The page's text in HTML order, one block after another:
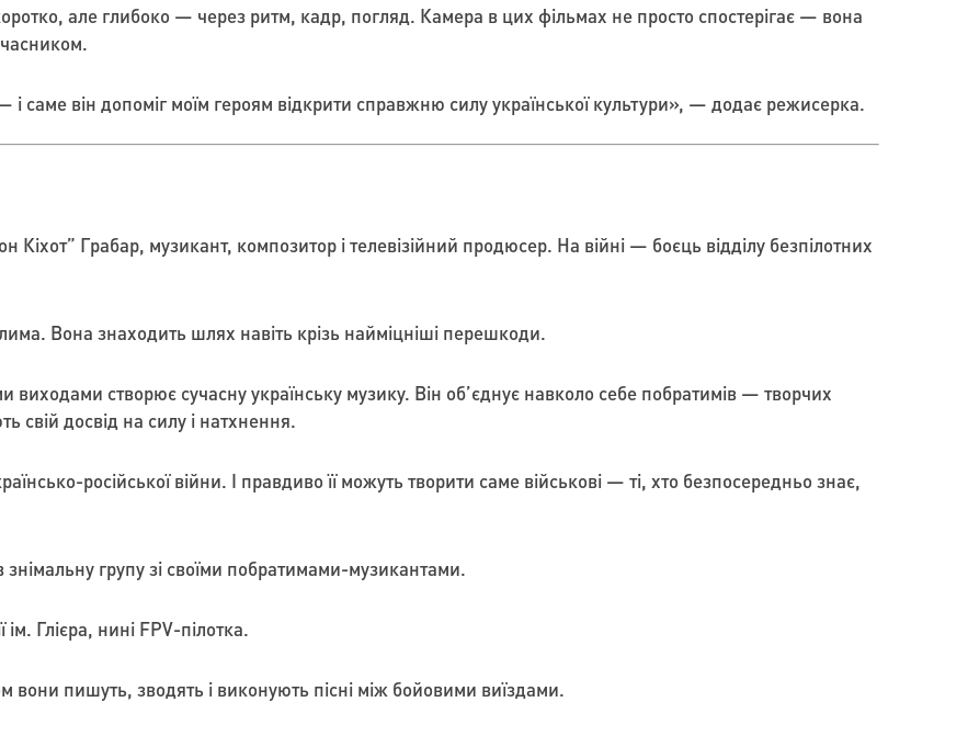
але глибоко — через ритм, кадр, погляд. Камера в цих фільмах не просто спостерігає — вона
саме він допоміг моїм героям відкрити справжню силу української культури», — додає режисерка.
Грабар, музикант, композитор і телевізійний продюсер. На війні — боєць відділу безпілотних
Вона знаходить шлях навіть крізь найміцніші перешкоди.
створює сучасну українську музику. Він об’єднує навколо себе побратимів — творчих
досвід на силу і натхнення.
російської війни. І правдиво її можуть творити саме військові — ті, хто безпосередньо знає,
знімальну групу зі своїми побратимами-музикантами.
Глієра, нині FPV-пілотка.
пишуть, зводять і виконують пісні між бойовими виїздами.